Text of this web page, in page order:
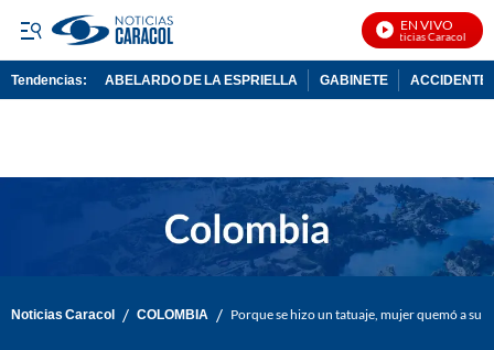
EN VIVO
Noticias Caracol En
Tendencias: ABELARDO DE LA ESPRIELLA GABINETE ACCIDENTE
Noticias Caracol / COLOMBIA / Porque se hizo un tatuaje, mujer quemó a su